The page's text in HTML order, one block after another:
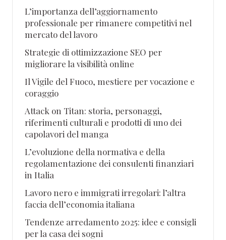
L’importanza dell’aggiornamento
professionale per rimanere competitivi nel
mercato del lavoro
Strategie di ottimizzazione SEO per
migliorare la visibilità online
Il Vigile del Fuoco, mestiere per vocazione e
coraggio
Attack on Titan: storia, personaggi,
riferimenti culturali e prodotti di uno dei
capolavori del manga
L’evoluzione della normativa e della
regolamentazione dei consulenti finanziari
in Italia
Lavoro nero e immigrati irregolari: l’altra
faccia dell’economia italiana
Tendenze arredamento 2025: idee e consigli
per la casa dei sogni